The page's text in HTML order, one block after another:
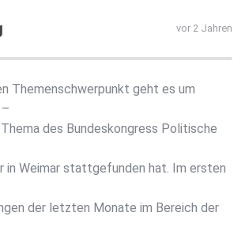
vor 2 Jahren
Themenschwerpunkt geht es um
des Bundeskongress Politische
in Weimar stattgefunden hat. Im ersten
der letzten Monate im Bereich der